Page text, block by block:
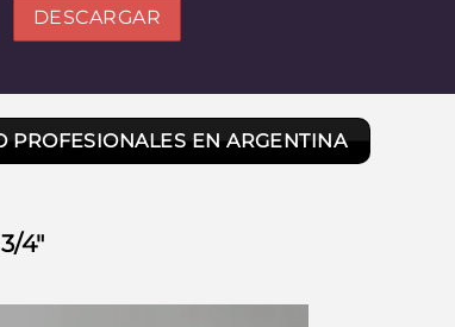
PROFESIONALES EN ARGENTINA
4″